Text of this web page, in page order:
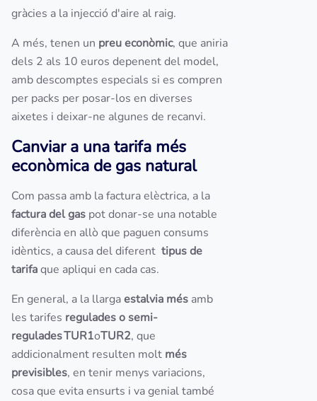
gràcies a la injecció d'aire al raig.
A més, tenen un preu econòmic, que aniria
dels 2 als 10 euros depenent del model,
amb descomptes especials si es compren
per packs per posar-los en diverses
aixetes i deixar-ne algunes de recanvi.
Canviar a una tarifa més
econòmica de gas natural
Com passa amb la factura elèctrica, a la
factura del gas pot donar-se una notable
diferència en allò que paguen consums
idèntics, a causa del diferent tipus de
tarifaque apliqui en cada cas.
En general, a la llargaestalvia més amb
les tarifes regulades o semi-
reguladesTUR1oTUR2, que
addicionalment resulten molt més
previsibles, en tenir menys variacions,
cosa que evita ensurts i va genial també